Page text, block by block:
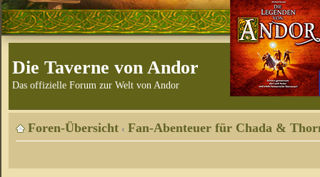
Die Taverne von Andor
Das offizielle Forum zur Welt von Andor
Foren-Übersicht ‹ Fan-Abenteuer für Chada &